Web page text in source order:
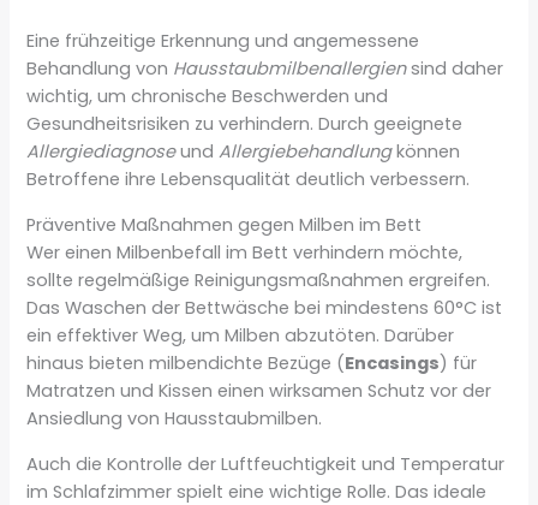
Eine frühzeitige Erkennung und angemessene
Behandlung von Hausstaubmilbenallergiensind daher
wichtig, um chronische Beschwerden und
Gesundheitsrisiken zu verhindern. Durch geeignete
AllergiediagnoseundAllergiebehandlungkönnen
Betroffene ihre Lebensqualität deutlich verbessern.
Präventive Maßnahmen gegen Milben im Bett
Wer einen Milbenbefall im Bett verhindern möchte,
sollte regelmäßige Reinigungsmaßnahmen ergreifen.
Das Waschen der Bettwäsche bei mindestens 60°C ist
ein effektiver Weg, um Milben abzutöten. Darüber
hinaus bieten milbendichte Bezüge (Encasings) für
Matratzen und Kissen einen wirksamen Schutz vor der
Ansiedlung von Hausstaubmilben.
Auch die Kontrolle der Luftfeuchtigkeit und Temperatur
im Schlafzimmer spielt eine wichtige Rolle. Das ideale